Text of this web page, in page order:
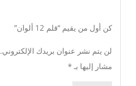
كن أول من يقيم “قلم 12 ألوان”
لن يتم نشر عنوان بريدك الإلكتروني.
مشار إليها بـ *